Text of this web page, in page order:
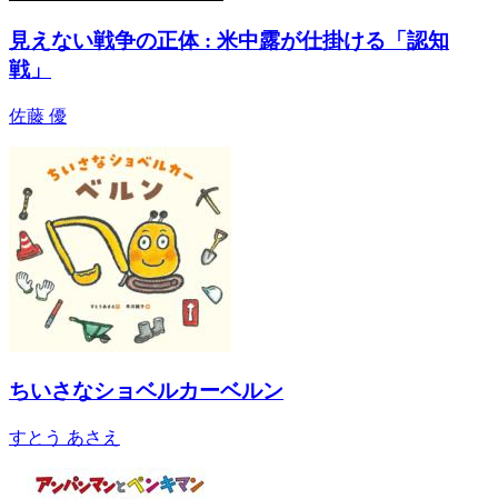
見えない戦争の正体 : 米中露が仕掛ける「認知
戦」
佐藤 優
ちいさなショベルカーベルン
すとう あさえ